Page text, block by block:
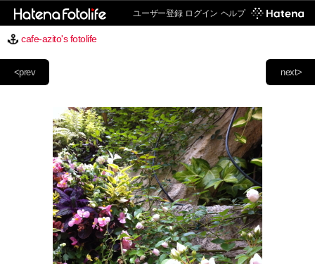
ユーザー登録 ログイン ヘルプ
cafe-azito's fotolife
next>
<prev